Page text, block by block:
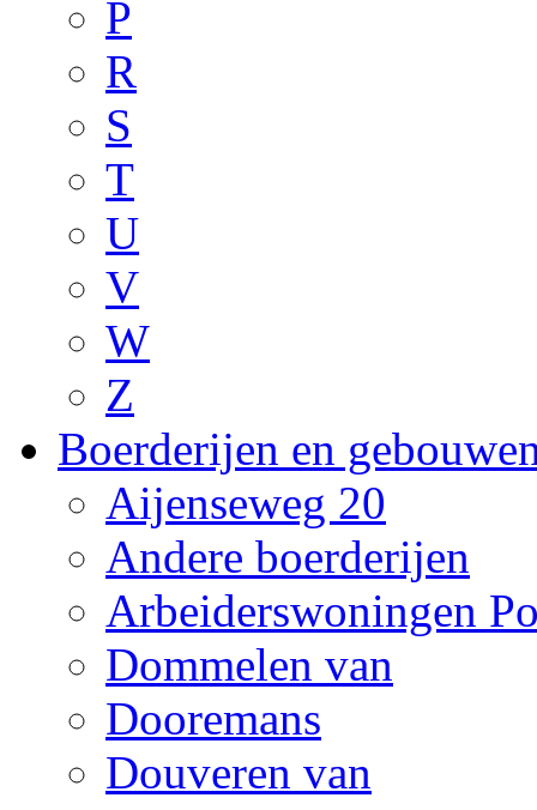
P
R
S
T
U
V
W
Z
Boerderijen en
Aijenseweg 20
Andere boerderijen
Arbeiderswoningen
Dommelen van
Dooremans
Douveren van